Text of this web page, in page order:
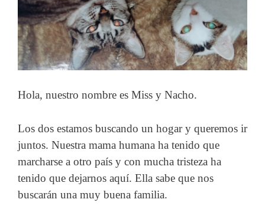
Hola, nuestro nombre es Miss y Nacho.
Los dos estamos buscando un hogar y queremos ir
juntos. Nuestra mama humana ha tenido que
marcharse a otro país y con mucha tristeza ha
tenido que dejarnos aquí. Ella sabe que nos
buscarán una muy buena familia.